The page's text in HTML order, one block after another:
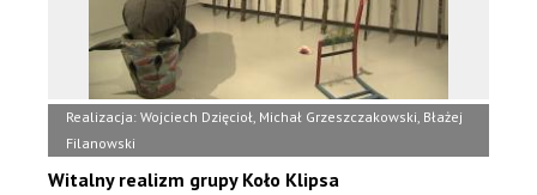
Realizacja: Wojciech Dzięcioł, Michał Grzeszczakowski, Błażej
Filanowski
Witalny realizm grupy Koło Klipsa